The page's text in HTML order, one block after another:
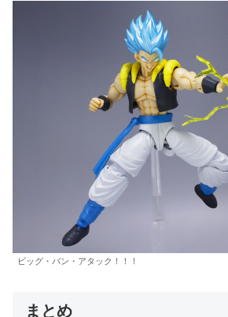
ビッグ・バン・アタック！！！
まとめ